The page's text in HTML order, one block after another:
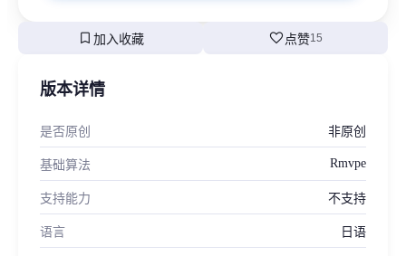
bookmark 加入收藏 favorite 点赞15
版本详情
是否原创 非原创
基础算法 Rmvpe
支持能力 不支持
语言 日语